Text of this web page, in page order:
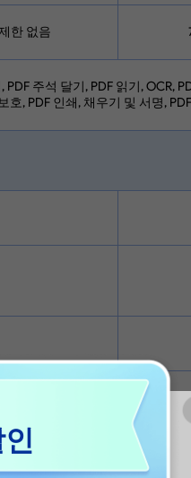
한 없음
PDF 주석 달기, PDF 읽기, OCR,
호, PDF 인쇄, 채우기 및 서명,